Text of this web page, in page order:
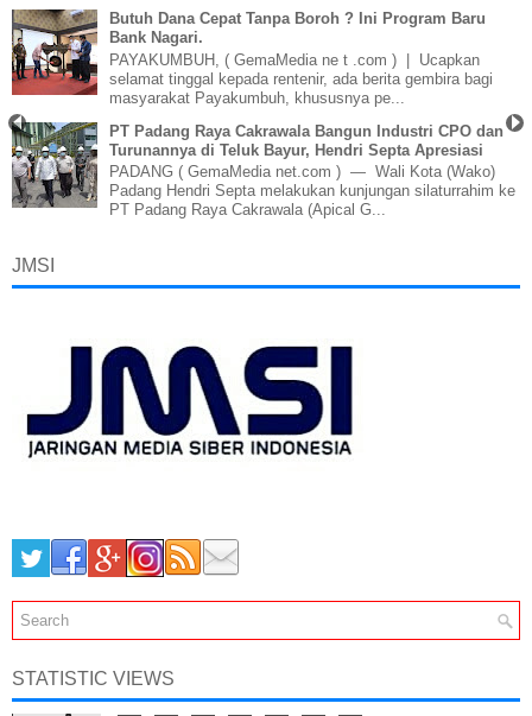
Butuh Dana Cepat Tanpa Boroh ? Ini Program Baru
Bank Nagari.
PAYAKUMBUH, ( GemaMedia ne t .com ) | Ucapkan
selamat tinggal kepada rentenir, ada berita gembira bagi
masyarakat Payakumbuh, khususnya pe...
PT Padang Raya Cakrawala Bangun Industri CPO dan
Turunannya di Teluk Bayur, Hendri Septa Apresiasi
PADANG ( GemaMedia net.com ) — Wali Kota (Wako)
Padang Hendri Septa melakukan kunjungan silaturrahim ke
PT Padang Raya Cakrawala (Apical G...
JMSI
STATISTIC VIEWS